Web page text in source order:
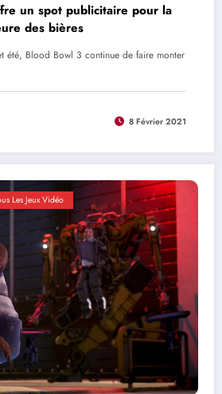
un spot publicitaire pour la
des bières
été, Blood Bowl 3 continue de faire monter
8 Février 2021
Les Jeux Vidéo